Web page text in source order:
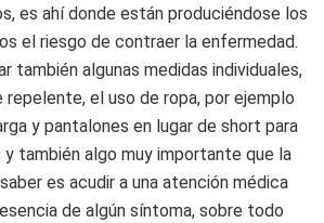
es ahí donde están produciéndose los
el riesgo de contraer la enfermedad.
también algunas medidas individuales,
repelente, el uso de ropa, por ejemplo
y pantalones en lugar de short para
también algo muy importante que la
es acudir a una atención médica
de algún síntoma, sobre todo